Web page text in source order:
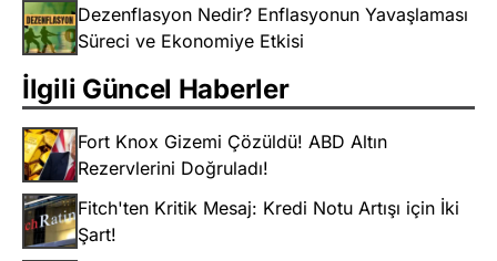
Dezenflasyon Nedir? Enflasyonun Yavaşlaması
Süreci ve Ekonomiye Etkisi
İlgili Güncel Haberler
Fort Knox Gizemi Çözüldü! ABD Altın
Rezervlerini Doğruladı!
Fitch'ten Kritik Mesaj: Kredi Notu Artışı için İki
Şart!